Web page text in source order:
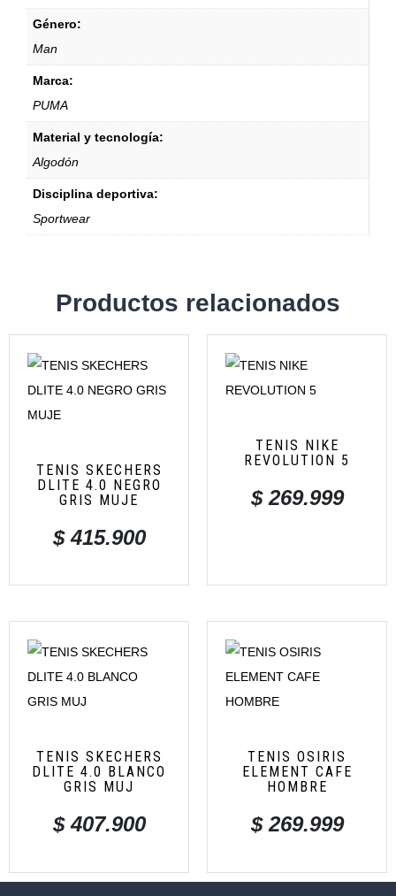
Género:
Man
Marca:
PUMA
Material y tecnología:
Algodón
Disciplina deportiva:
Sportwear
Productos relacionados
TENIS SKECHERS
DLITE 4.0 NEGRO
GRIS MUJE
$415.900
TENIS NIKE
REVOLUTION 5
$269.999
TENIS SKECHERS
DLITE 4.0 BLANCO
GRIS MUJ
$407.900
TENIS OSIRIS
ELEMENT CAFE
HOMBRE
$269.999